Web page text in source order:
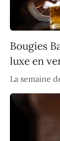
Bougies
luxe en
La semaine